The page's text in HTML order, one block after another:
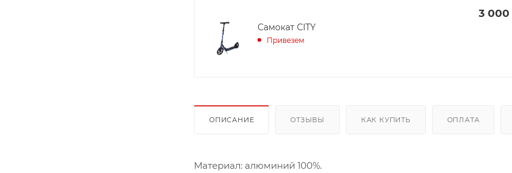
Самокат CITY
Привезем
3 000
ОПИСАНИЕ ОТЗЫВЫ КАК КУПИТЬ ОПЛАТА
Материал: алюминий 100%.